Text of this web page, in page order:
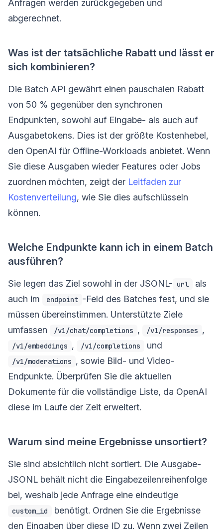
Anfragen werden zurückgegeben und
abgerechnet.
Was ist der tatsächliche Rabatt und lässt er
sich kombinieren?
Die Batch API gewährt einen pauschalen Rabatt
von 50 % gegenüber den synchronen
Endpunkten, sowohl auf Eingabe- als auch auf
Ausgabetokens. Dies ist der größte Kostenhebel,
den OpenAI für Offline-Workloads anbietet. Wenn
Sie diese Ausgaben wieder Features oder Jobs
zuordnen möchten, zeigt der Leitfaden zur
Kostenverteilung, wie Sie dies aufschlüsseln
können.
Welche Endpunkte kann ich in einem Batch
ausführen?
Sie legen das Ziel sowohl in der JSONL- url
als
auch im
endpoint -Feld des Batches fest, und sie
müssen übereinstimmen. Unterstützte Ziele
umfassen
/v1/chat/completions , /v1/responses ,
/v1/embeddings , /v1/completions und
/v1/moderations , sowie Bild- und Video-
Endpunkte. Überprüfen Sie die aktuellen
Dokumente für die vollständige Liste, da OpenAI
diese im Laufe der Zeit erweitert.
Warum sind meine Ergebnisse unsortiert?
Sie sind absichtlich nicht sortiert. Die Ausgabe-
JSONL behält nicht die Eingabezeilenreihenfolge
bei, weshalb jede Anfrage eine eindeutige
custom_id
benötigt. Ordnen Sie die Ergebnisse
den Eingaben über diese ID zu. Wenn zwei Zeilen